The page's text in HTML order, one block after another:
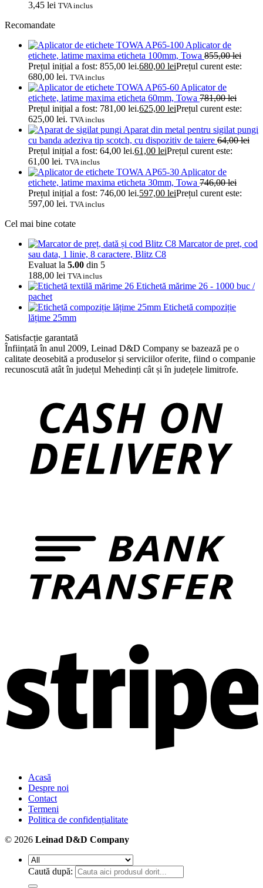
3,45 lei TVA inclus
Recomandate
Aplicator de
etichete, latime maxima eticheta 100mm, Towa 855,00lei
Prețul inițial a fost: 855,00 lei.680,00 leiPrețul curent este:
680,00 lei. TVA inclus
Aplicator de
etichete, latime maxima eticheta 60mm, Towa 781,00lei
Prețul inițial a fost: 781,00 lei.625,00 leiPrețul curent este:
625,00 lei. TVA inclus
Aparat din metal pentru sigilat pungi
cu banda adeziva tip scotch, cu dispozitiv de taiere 64,00lei
Prețul inițial a fost: 64,00 lei.61,00 leiPrețul curent este:
61,00 lei. TVA inclus
Aplicator de
etichete, latime maxima eticheta 30mm, Towa 746,00lei
Prețul inițial a fost: 746,00 lei.597,00 leiPrețul curent este:
597,00 lei. TVA inclus
Cel mai bine cotate
Marcator de pret, cod
sau data, 1 linie, 8 caractere, Blitz C8
Evaluat la 5.00 din 5
188,00 lei TVA inclus
Etichetă mărime 26 - 1000 buc /
pachet
Etichetă compoziție
lățime 25mm
Satisfacție garantată
Înființată în anul 2009, Leinad D&D Company se bazează pe o
calitate deosebită a produselor și serviciilor oferite, fiind o companie
recunoscută atât în județul Mehedinți cât și în județele limitrofe.
Acasă
Despre noi
Contact
Termeni
Politica de confidențialitate
© 2026 Leinad D&D Company
Caută după: